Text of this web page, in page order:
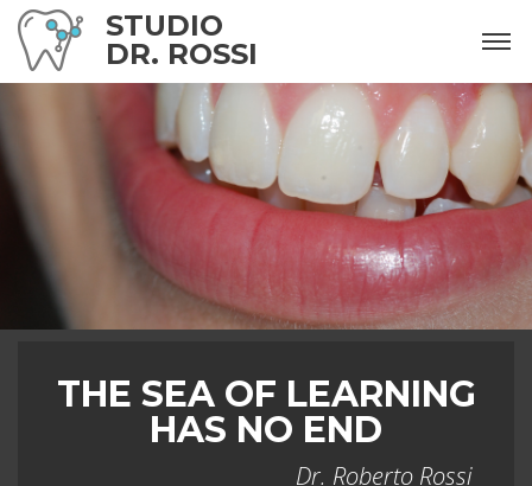
STUDIO
DR. ROSSI
THE SEA OF LEARNING
HAS NO END
Dr. Roberto Rossi